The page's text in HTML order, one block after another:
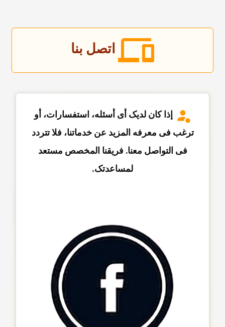
اتصل بنا
إذا کان لدیک أی أسئله، استفسارات، أو
ترغب فی معرفه المزید عن خدماتنا، فلا تتردد
فی التواصل معنا. فریقنا المخصص مستعد
لمساعدتک.